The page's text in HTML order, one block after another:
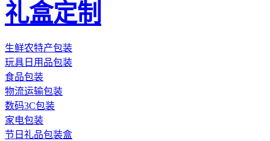
礼盒定制
生鲜农特产包装
玩具日用品包装
食品包装
物流运输包装
数码3C包装
家电包装
节日礼品包装盒